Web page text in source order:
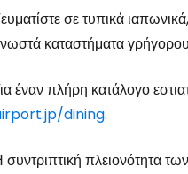
σε τυπικά
καταστήματα
έναν πλήρη κατάλογο
dining.
συντριπτική πλειονότητα